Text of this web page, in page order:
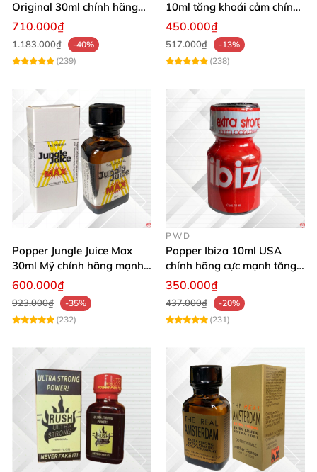
Original 30ml chính hãng
tăng khoái cảm cực mạnh
710.000₫
1.183.000₫
-40%
(239)
10ml tăng khoái cảm chính
hãng mua ngay
450.000₫
517.000₫
-13%
(238)
Popper Jungle Juice Max
30ml Mỹ chính hãng mạnh
mùi dịu kích thích
600.000₫
923.000₫
-35%
(232)
PWD
Popper Ibiza 10ml USA
chính hãng cực mạnh tăng
khoái cảm nhanh
350.000₫
437.000₫
-20%
(231)